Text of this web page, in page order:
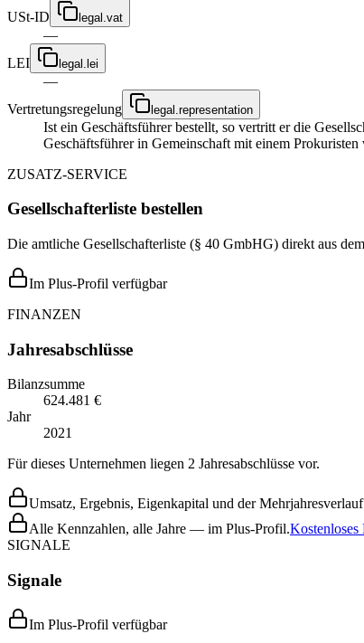
USt-ID
legal.vat
—
LEI
legal.lei
—
Vertretungsregelung
legal.representation
Ist ein Geschäftsführer bestellt, so vertritt er die
Geschäftsführer in Gemeinschaft mit einem
ZUSATZ-SERVICE
Gesellschafterliste bestellen
Die amtliche Gesellschafterliste (§ 40 GmbHG) direkt aus
Im Plus-Profil verfügbar
FINANZEN
Jahresabschlüsse
Bilanzsumme
624.481 €
Jahr
2021
Für dieses Unternehmen liegen 2 Jahresabschlüsse vor.
Umsatz, Ergebnis, Eigenkapital und der
Alle Kennzahlen, alle Jahre — im Plus-Profil.Kostenloses
SIGNALE
Signale
Im Plus-Profil verfügbar